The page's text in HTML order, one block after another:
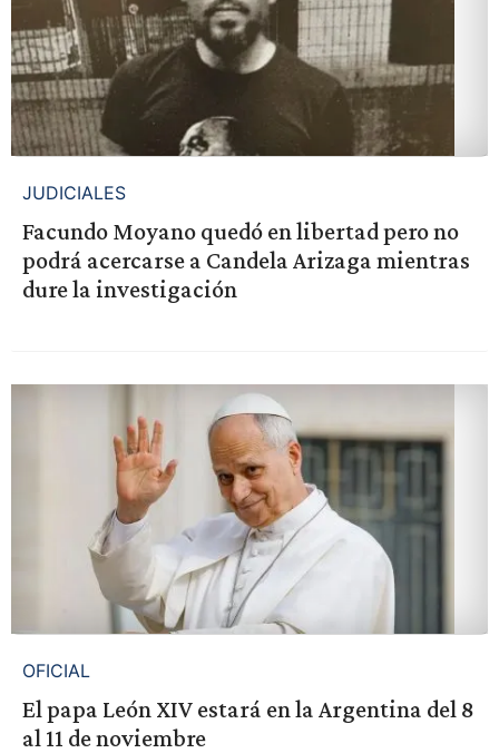
JUDICIALES
Facundo Moyano quedó en libertad pero no
podrá acercarse a Candela Arizaga mientras
dure la investigación
OFICIAL
El papa León XIV estará en la Argentina del 8
al 11 de noviembre